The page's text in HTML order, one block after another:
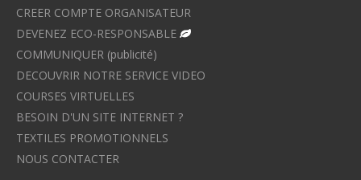
CREER COMPTE ORGANISATEUR
DEVENEZ ECO-RESPONSABLE
COMMUNIQUER (publicité)
DECOUVRIR NOTRE SERVICE VIDEO
COURSES VIRTUELLES
BESOIN D'UN SITE INTERNET ?
TEXTILES PROMOTIONNELS
NOUS CONTACTER